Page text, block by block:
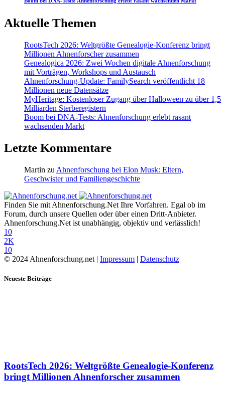
Aktuelle Themen
RootsTech 2026: Weltgrößte Genealogie-Konferenz bringt
Millionen Ahnenforscher zusammen
Genealogica 2026: Zwei Wochen digitale Ahnenforschung
mit Vorträgen, Workshops und Austausch
Ahnenforschung-Update: FamilySearch veröffentlicht 18
Millionen neue Datensätze
MyHeritage: Kostenloser Zugang über Halloween zu über 1,5
Milliarden Sterberegistern
Boom bei DNA-Tests: Ahnenforschung erlebt rasant
wachsenden Markt
Letzte Kommentare
Martin zu Ahnenforschung bei Elon Musk: Eltern,
Geschwister und Familiengeschichte
Finden Sie mit Ahnenforschung.Net Ihre Vorfahren. Egal ob im
Forum, durch unsere Quellen oder über einen Dritt-Anbieter.
Ahnenforschung.Net ist unabhängig, objektiv und verlässlich!
10
2K
10
© 2024 Ahnenforschung.net | Impressum | Datenschutz
Neueste Beiträge
RootsTech 2026: Weltgrößte Genealogie-Konferenz
bringt Millionen Ahnenforscher zusammen